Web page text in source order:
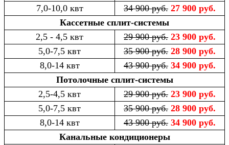
7,0-10,0 квт
34 900 руб. 27 900 руб.
Кассетные сплит-системы
2,5 - 4,5 квт
29 900 руб. 23 900 руб.
5,0-7,5 квт
35 900 руб. 28 900 руб.
8,0-14 квт
43 900 руб. 34 900 руб.
Потолочные сплит-системы
2,5-4,5 квт
29 900 руб. 23 900 руб.
5,0-7,5 квт
35 900 руб. 28 900 руб.
8,0-14 квт
43 900 руб. 34 900 руб.
Канальные кондиционеры